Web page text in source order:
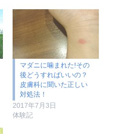
マダニに噛まれた!その
後どうすればいいの？
皮膚科に聞いた正しい
対処法！
2017年7月3日
体験記